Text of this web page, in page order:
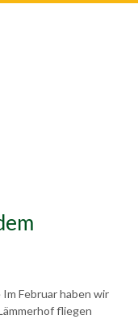
Februar haben wir
fliegen